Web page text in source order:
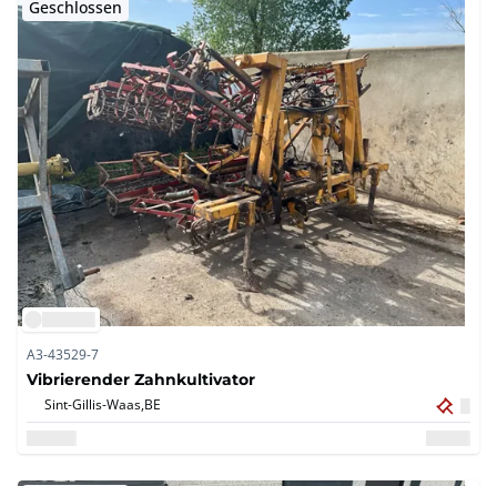
Geschlossen
A3-43529-7
Vibrierender Zahnkultivator
Sint-Gillis-Waas,BE